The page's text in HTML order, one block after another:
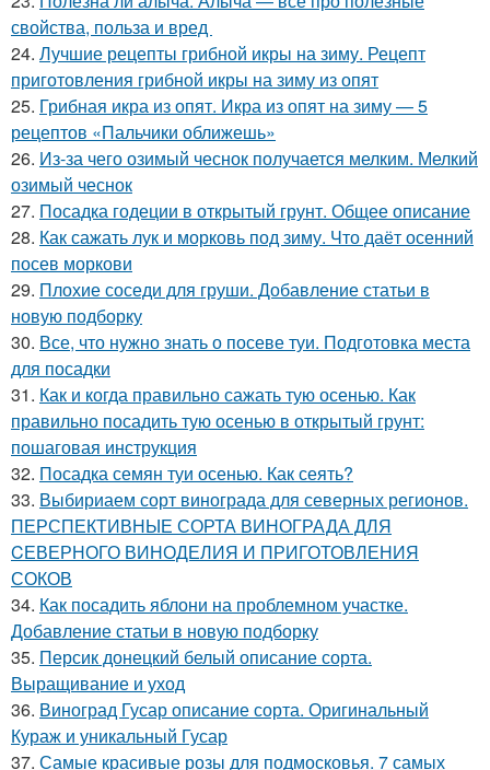
свойства, польза и вред
24. Лучшие рецепты грибной икры на зиму. Рецепт
приготовления грибной икры на зиму из опят
25. Грибная икра из опят. Икра из опят на зиму — 5
рецептов «Пальчики оближешь»
26. Из-за чего озимый чеснок получается мелким. Мелкий
озимый чеснок
27. Посадка годеции в открытый грунт. Общее описание
28. Как сажать лук и морковь под зиму. Что даёт осенний
посев моркови
29. Плохие соседи для груши. Добавление статьи в
новую подборку
30. Все, что нужно знать о посеве туи. Подготовка места
для посадки
31. Как и когда правильно сажать тую осенью. Как
правильно посадить тую осенью в открытый грунт:
пошаговая инструкция
32. Посадка семян туи осенью. Как сеять?
33. Выбириаем сорт винограда для северных регионов.
ПЕРСПЕКТИВНЫЕ СОРТА ВИНОГРАДА ДЛЯ
CЕВЕРНОГО ВИНОДЕЛИЯ И ПРИГОТОВЛЕНИЯ
СОКОВ
34. Как посадить яблони на проблемном участке.
Добавление статьи в новую подборку
35. Персик донецкий белый описание сорта.
Выращивание и уход
36. Виноград Гусар описание сорта. Оригинальный
Кураж и уникальный Гусар
37. Самые красивые розы для подмосковья. 7 самых